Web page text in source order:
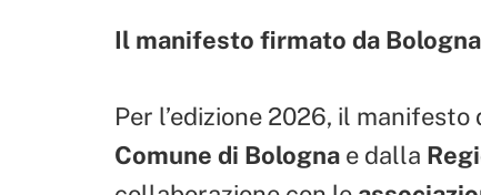
Il manifesto firmato da
Per l’edizione 2026, il
Comune di Bologna e dalla